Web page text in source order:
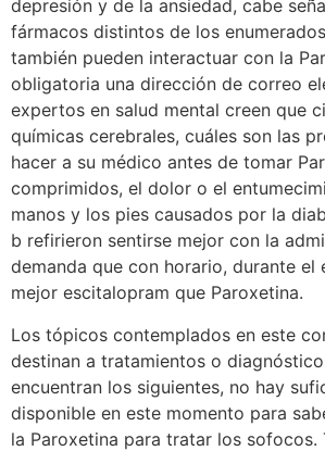
depresión y de la ansiedad, cabe
fármacos distintos de los
también pueden interactuar con la
obligatoria una dirección de correo
expertos en salud mental creen que
químicas cerebrales, cuáles son las
hacer a su médico antes de tomar
comprimidos, el dolor o el
manos y los pies causados por la
b refirieron sentirse mejor con la
demanda que con horario, durante el
mejor escitalopram que Paroxetina.
Los tópicos contemplados en este
destinan a tratamientos o
encuentran los siguientes, no hay
disponible en este momento para
la Paroxetina para tratar los sofocos.